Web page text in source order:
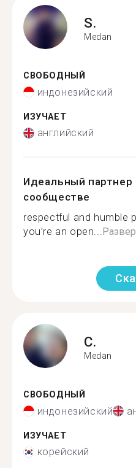
S.
Medan
СВОБОДНЫЙ
индонезийский
ИЗУЧАЕТ
английский
Идеальный партнер
сообществе
respectful and humble
you’re an open...
C.
Medan
СВОБОДНЫЙ
индонезийский
ИЗУЧАЕТ
корейский